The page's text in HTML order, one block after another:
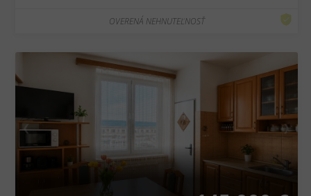
OVERENÁ NEHNUTEĽNOSŤ
❮ ❯